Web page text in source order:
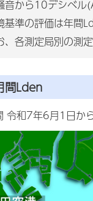
音から10デシベル
基準の評価は年間
、各測定局別の測
間Lden
令和7年6月1日か